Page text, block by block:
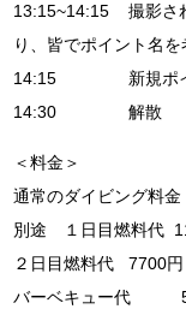
13:15~14:15 撮影さ
り、皆でポイント名を
14:15 新規ポイ
14:30 解散
＜料金＞
通常のダイビング料金
別途 １日目燃料代
２日目燃料代 7700円
バーベキュー代